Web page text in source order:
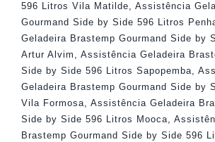
596 Litros Vila Matilde, Assistência
Gourmand Side by Side 596 Litros
Geladeira Brastemp Gourmand Side by
Artur Alvim , Assistência Geladeira
Side by Side 596 Litros Sapopemba,
Geladeira Brastemp Gourmand Side by
Vila Formosa, Assistência Geladeira
Side by Side 596 Litros Mooca,
Brastemp Gourmand Side by Side 596